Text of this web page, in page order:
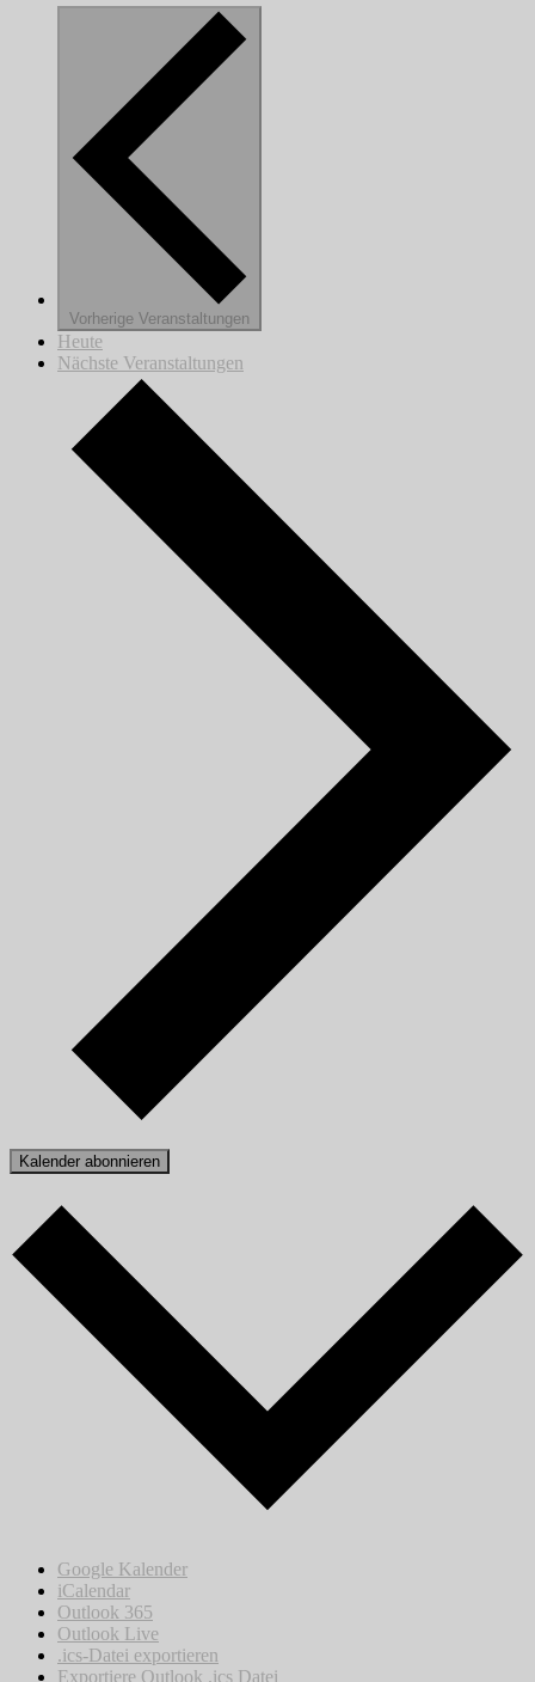
Vorherige Veranstaltungen
Heute
Nächste Veranstaltungen
Kalender abonnieren
Google Kalender
iCalendar
Outlook 365
Outlook Live
.ics-Datei exportieren
Exportiere Outlook .ics Datei